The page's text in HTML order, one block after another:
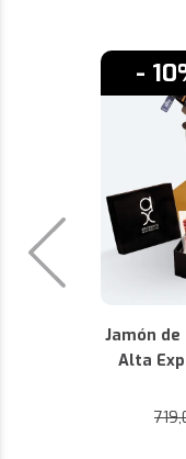
-
Jamón
Alta